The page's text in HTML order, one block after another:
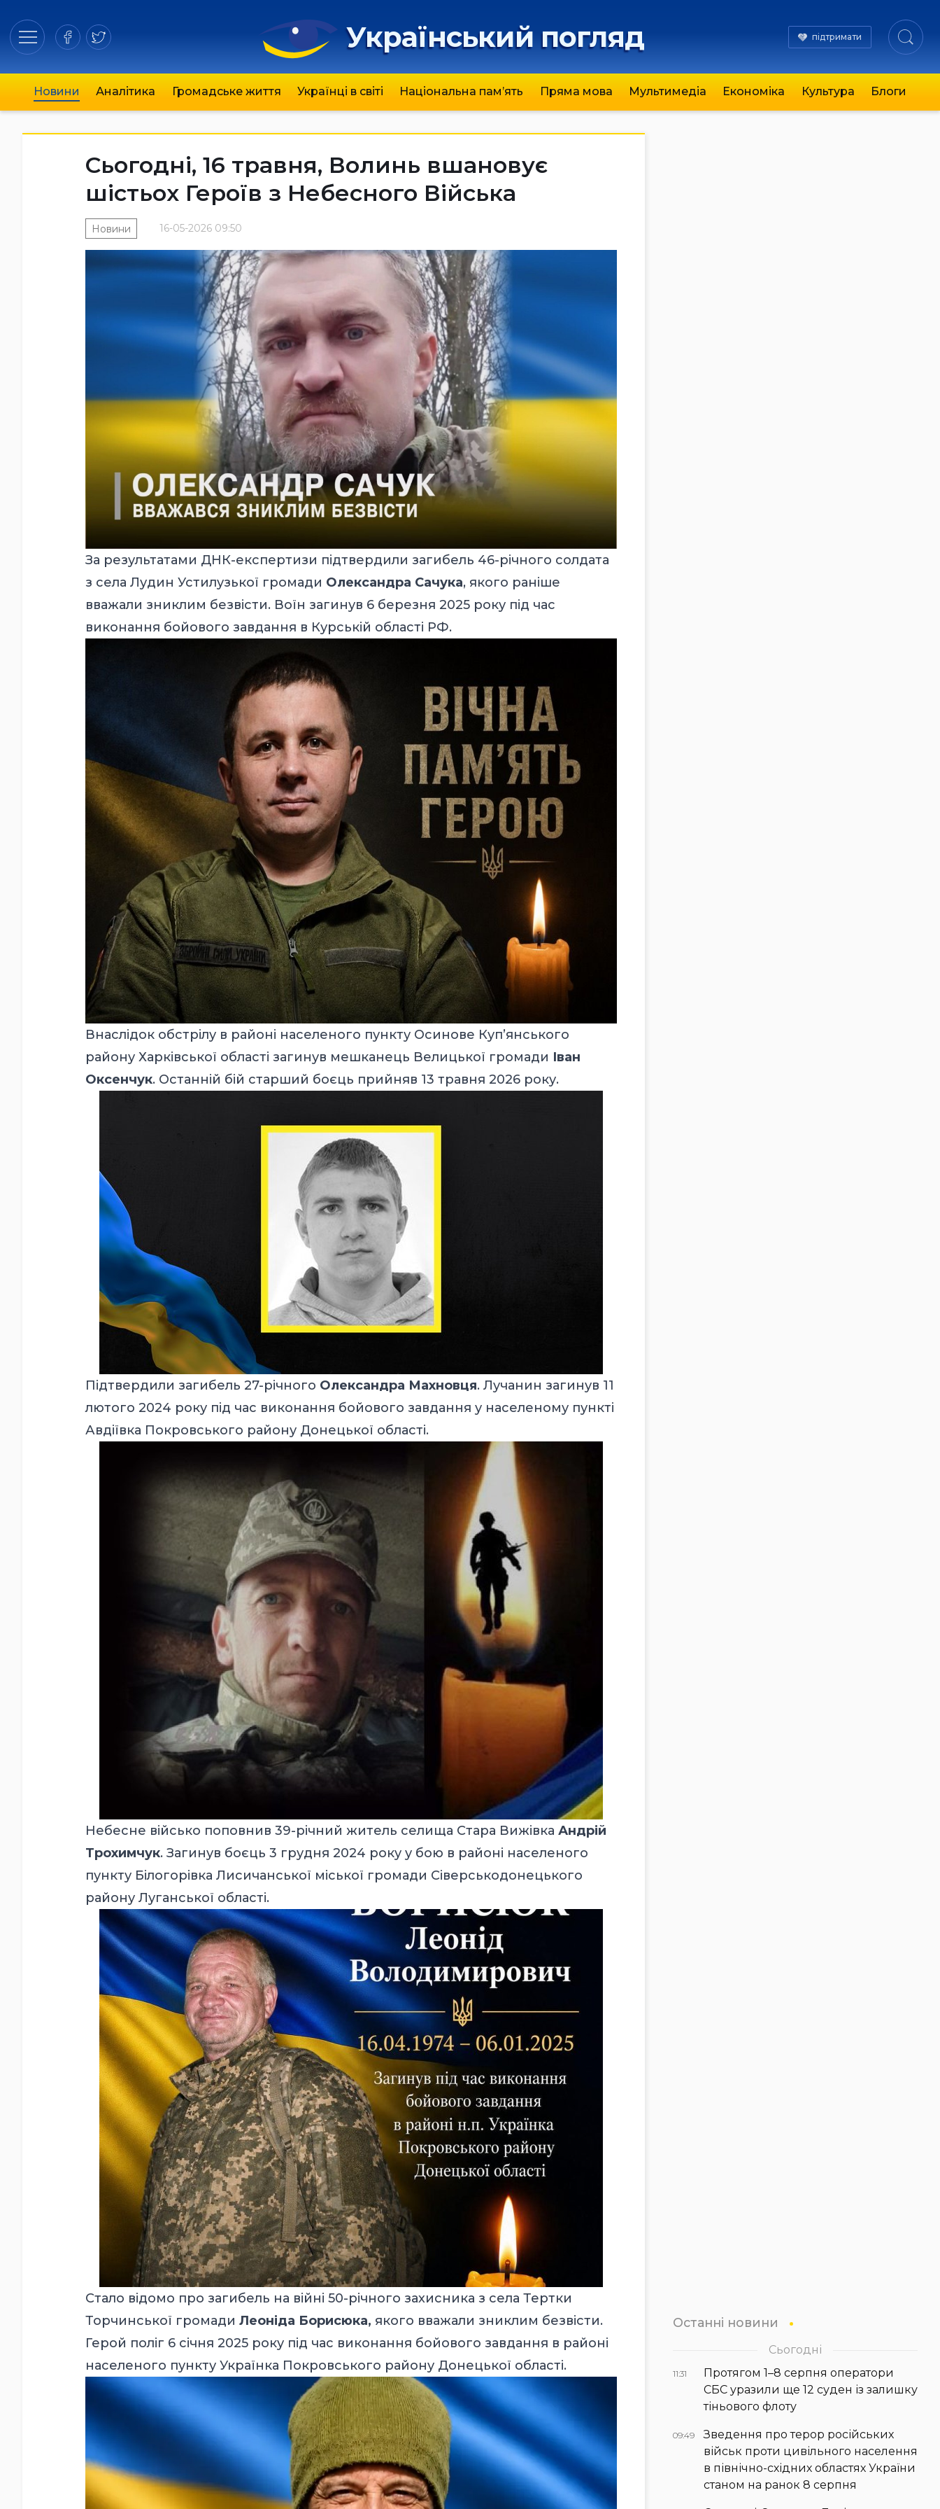
Український погляд підтримати
Новини Аналітика Громадське життя Українці в світі Національна пам’ять Пряма мова Мультимедіа Економіка Культура Блоги
Сьогодні, 16 травня, Волинь вшановує
шістьох Героїв з Небесного Війська
16-05-2026 09:50
Новини
За результатами ДНК-експертизи підтвердили загибель 46-річного солдата
з села Лудин Устилузької громади Олександра Сачука, якого раніше
вважали зниклим безвісти. Воїн загинув 6 березня 2025 року під час
виконання бойового завдання в Курській області РФ.
Внаслідок обстрілу в районі населеного пункту Осинове Куп’янського
району Харківської області загинув мешканець Велицької громади Іван
Оксенчук. Останній бій старший боєць прийняв 13 травня 2026 року.
Підтвердили загибель 27-річного Олександра Махновця. Лучанин загинув 11
лютого 2024 року під час виконання бойового завдання у населеному пункті
Авдіївка Покровського району Донецької області.
Небесне військо поповнив 39-річний житель селища Стара Вижівка Андрій
Трохимчук. Загинув боєць 3 грудня 2024 року у бою в районі населеного
пункту Білогорівка Лисичанської міської громади Сіверськодонецького
району Луганської області.
Стало відомо про загибель на війні 50-річного захисника з села Тертки
Торчинської громади Леоніда Борисюка, якого вважали зниклим безвісти.
Герой поліг 6 січня 2025 року під час виконання бойового завдання в районі
населеного пункту Українка Покровського району Донецької області.
Останні новини
Сьогодні
11:31
Протягом 1–8 серпня оператори
СБС уразили ще 12 суден із залишку
тіньового флоту
09:49
Зведення про терор російських
військ проти цивільного населення
в північно-східних областях України
станом на ранок 8 серпня